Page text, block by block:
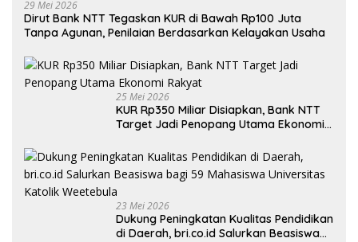
29 Mei 2026
Dirut Bank NTT Tegaskan KUR di Bawah Rp100 Juta
Tanpa Agunan, Penilaian Berdasarkan Kelayakan Usaha
25 Mei 2026
KUR Rp350 Miliar Disiapkan, Bank NTT
Target Jadi Penopang Utama Ekonomi
23 Mei 2026
Dukung Peningkatan Kualitas Pendidikan
di Daerah, bri.co.id Salurkan Beasiswa